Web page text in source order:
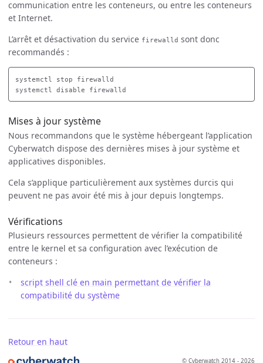
communication entre les conteneurs, ou entre les conteneurs
et Internet.
L’arrêt et désactivation du service firewalld sont donc
recommandés :
systemctl stop firewalld
Mises à jour système
Nous recommandons que le système hébergeant l’application
Cyberwatch dispose des dernières mises à jour système et
applicatives disponibles.
Cela s’applique particulièrement aux systèmes durcis qui
peuvent ne pas avoir été mis à jour depuis longtemps.
Vérifications
Plusieurs ressources permettent de vérifier la compatibilité
entre le kernel et sa configuration avec l’exécution de
conteneurs :
script shell clé en main permettant de vérifier la
compatibilité du système
Retour en haut
© Cyberwatch 2014 - 2026